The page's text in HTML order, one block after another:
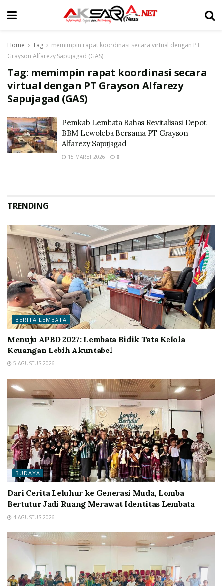
Home Tag
memimpin rapat koordinasi secara virtual dengan PT
Grayson Alfarezy Sapujagad (GAS)
Tag: memimpin rapat koordinasi secara
virtual dengan PT Grayson Alfarezy
Sapujagad (GAS)
Pemkab Lembata Bahas Revitalisasi Depot
BBM Lewoleba Bersama PT Grayson
Alfarezy Sapujagad
15 MARET 2026 0
TRENDING
BERITA LEMBATA
Menuju APBD 2027: Lembata Bidik Tata Kelola
Keuangan Lebih Akuntabel
5 AGUSTUS 2026
BUDAYA
Dari Cerita Leluhur ke Generasi Muda, Lomba
Bertutur Jadi Ruang Merawat Identitas Lembata
4 AGUSTUS 2026